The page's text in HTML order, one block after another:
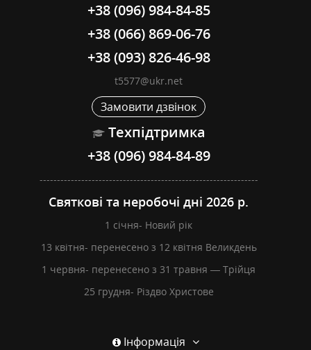
+38 (096) 984-84-85
+38 (066) 869-06-76
+38 (093) 826-46-98
t5577@ukr.net
Замовити дзвінок
Техпідтримка
+38 (096) 984-84-89
---------------------------------------------------------------
Святкові та неробочі дні 2026 р.
1 січня- Новий рік
13 квітня- перенесено з 12 квітня Великдень
1 червня- перенесено з 31 травня — Трійця
25 грудня- Різдво Христове
Інформація